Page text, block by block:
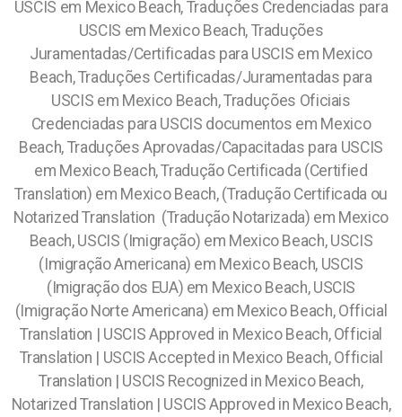
USCIS em Mexico Beach, Traduções Credenciadas para
USCIS em Mexico Beach, Traduções
Juramentadas/Certificadas para USCIS em Mexico
Beach, Traduções Certificadas/Juramentadas para
USCIS em Mexico Beach, Traduções Oficiais
Credenciadas para USCIS documentos em Mexico
Beach, Traduções Aprovadas/Capacitadas para USCIS
em Mexico Beach, Tradução Certificada (Certified
Translation) em Mexico Beach, (Tradução Certificada ou
Notarized Translation (Tradução Notarizada) em Mexico
Beach, USCIS (Imigração) em Mexico Beach, USCIS
(Imigração Americana) em Mexico Beach, USCIS
(Imigração dos EUA) em Mexico Beach, USCIS
(Imigração Norte Americana) em Mexico Beach, Official
Translation | USCIS Approved in Mexico Beach, Official
Translation | USCIS Accepted in Mexico Beach, Official
Translation | USCIS Recognized in Mexico Beach,
Notarized Translation | USCIS Approved in Mexico Beach,